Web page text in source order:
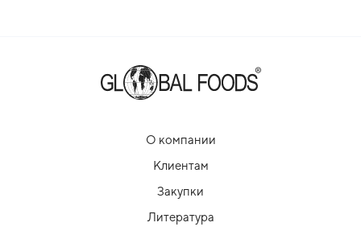
О компании
Клиентам
Закупки
Литература